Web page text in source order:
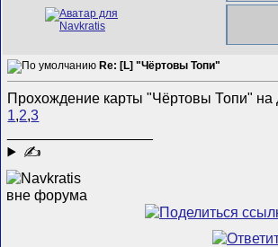
Re: [L] "Чёртовы Топи"
Прохождение карты "Чёртовы Топи" на
1 2 ,3
✍